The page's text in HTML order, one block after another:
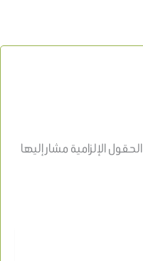
الحقول الإلزامية مشار إليها